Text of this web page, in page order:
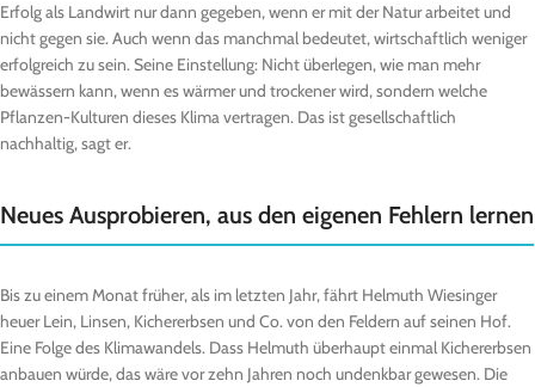
Erfolg als Landwirt nur dann gegeben, wenn er mit der Natur arbeitet und
nicht gegen sie. Auch wenn das manchmal bedeutet, wirtschaftlich weniger
erfolgreich zu sein. Seine Einstellung: Nicht überlegen, wie man mehr
bewässern kann, wenn es wärmer und trockener wird, sondern welche
Pflanzen-Kulturen dieses Klima vertragen. Das ist gesellschaftlich
nachhaltig, sagt er.
Neues Ausprobieren, aus den eigenen Fehlern lernen
Bis zu einem Monat früher, als im letzten Jahr, fährt Helmuth Wiesinger
heuer Lein, Linsen, Kichererbsen und Co. von den Feldern auf seinen Hof.
Eine Folge des Klimawandels. Dass Helmuth überhaupt einmal Kichererbsen
anbauen würde, das wäre vor zehn Jahren noch undenkbar gewesen. Die